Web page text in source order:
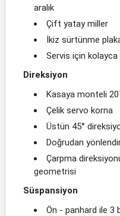
aralık
Çift yatay miller
İkiz sürtünme
Servis için kolayca
Direksiyon
Kasaya monteli
Çelik servo korna
Üstün 45°
Doğrudan
Çarpma
geometrisi
Süspansiyon
Ön - panhard ile 3